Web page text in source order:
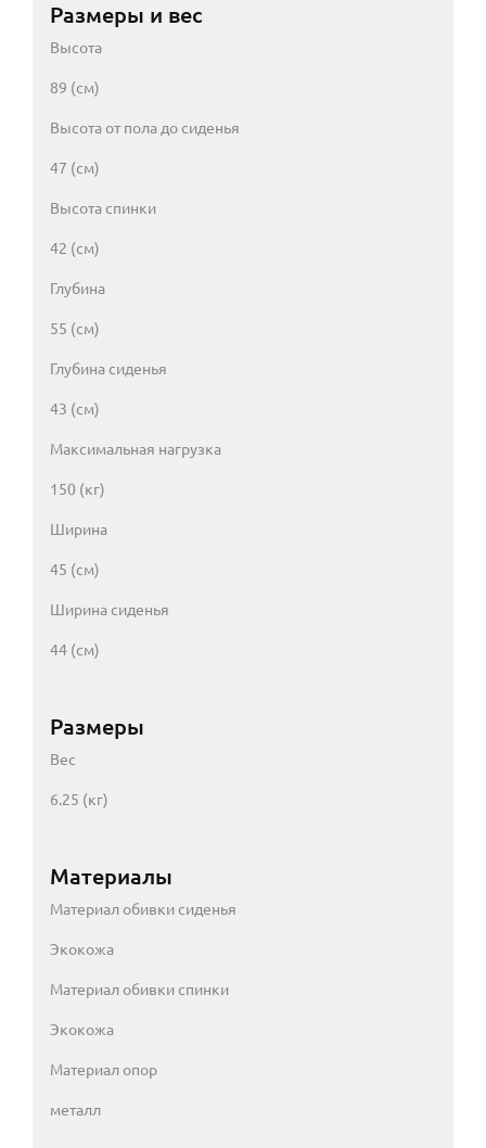
Размеры и вес
Высота
89 (см)
Высота от пола до сиденья
47 (см)
Высота спинки
42 (см)
Глубина
55 (см)
Глубина сиденья
43 (см)
Максимальная нагрузка
150 (кг)
Ширина
45 (см)
Ширина сиденья
44 (см)
Размеры
Вес
6.25 (кг)
Материалы
Материал обивки сиденья
Экокожа
Материал обивки спинки
Экокожа
Материал опор
металл